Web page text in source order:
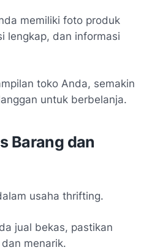
memiliki foto produk
lengkap, dan informasi
toko Anda, semakin
untuk berbelanja.
Barang dan
usaha thrifting.
jual bekas, pastikan
menarik.